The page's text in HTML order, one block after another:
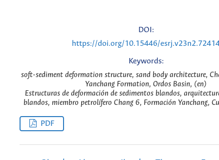
DOI:
https://doi.org/10.15446/
Keywords:
soft-sediment deformation structure, sand body architecture,
Yanchang Formation, Ordos Basin, (en)
Estructuras de deformación de sedimentos blandos,
blandos, miembro petrolífero Chang 6, Formación Yanchang,
PDF